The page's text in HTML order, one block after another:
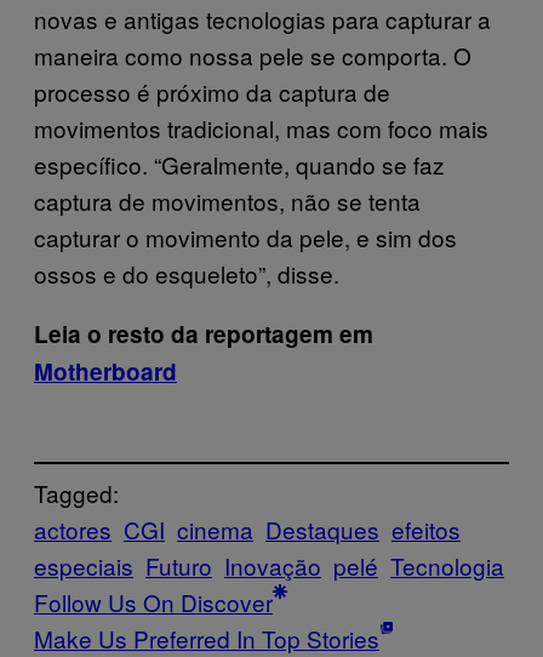
novas e antigas tecnologias para capturar a
maneira como nossa pele se comporta. O
processo é próximo da captura de
movimentos tradicional, mas com foco mais
específico. “Geralmente, quando se faz
captura de movimentos, não se tenta
capturar o movimento da pele, e sim dos
ossos e do esqueleto”, disse.
Leia o resto da reportagem em
Motherboard
Tagged:
actores CGI cinema Destaques efeitos
especiais Futuro Inovação pelé Tecnologia
Follow Us On Discover
Make Us Preferred In Top Stories